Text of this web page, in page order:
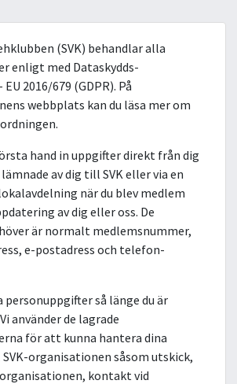
(SVK) behandlar alla
enligt med Dataskydds­
2016/679 (GDPR). På
webbplats kan du läsa mer om
hand in uppgifter direkt från dig
av dig till SVK eller via en
när du blev medlem
av dig eller oss. De
är normalt medlemsnummer,
e-postadress och telefon­
personuppgifter så länge du är
använder de lagrade
för att kunna hantera dina
organisationen såsom utskick,
kontakt vid